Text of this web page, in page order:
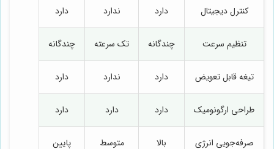
کنترل دیجیتال دارد ندارد دارد
تنظیم سرعت چندگانه تک سرعته چندگانه
تیغه قابل تعویض دارد ندارد دارد
طراحی ارگونومیک دارد دارد دارد
صرفه‌جویی انرژی بالا متوسط پایین